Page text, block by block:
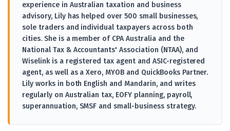
experience in Australian taxation and business
advisory, Lily has helped over 500 small businesses,
sole traders and individual taxpayers across both
cities. She is a member of CPA Australia and the
National Tax & Accountants' Association (NTAA), and
Wiselink is a registered tax agent and ASIC-registered
agent, as well as a Xero, MYOB and QuickBooks Partner.
Lily works in both English and Mandarin, and writes
regularly on Australian tax, EOFY planning, payroll,
superannuation, SMSF and small-business strategy.